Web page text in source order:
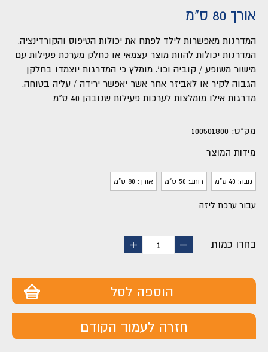
אורך 80 ס"מ
המדרגות מאפשרות לילד לפתח את יכולות הטיפוס והקורדינציה.
המדרגות יכולות להוות מוצר עצמאי או כחלק מערכת פעילות עם
מישור משופע / קוביה וכו'. מומלץ כי המדרגות יוצמדו בחלקן
הגבוה לקיר או לאביזר אחר אשר יאפשר ירידה / עליה בטוחה.
מדרגות אילו מומלצות לערכות פעילות שגובהן 40 ס"מ
מק"ט: 100501800
מידות המוצר
גובה: 40 ס"מ רוחב: 50 ס"מ אורך: 80 ס"מ
עבור ערכת ליזה
בחרו כמות
החסר
1
הוסף
הוספה לסל
חזרה לעמוד הקודם